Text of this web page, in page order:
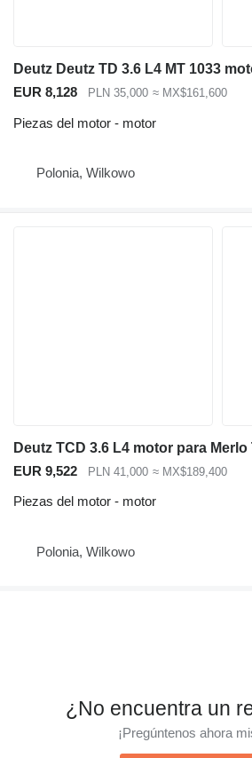
EUR 8,128 PLN 35,000 ≈ MX$161,600
Piezas del motor - motor
Polonia, Wilkowo
EUR 9,522 PLN 41,000 ≈ MX$189,400
Piezas del motor - motor
Polonia, Wilkowo
¿No encuentra un
¡Pregúntenos ahora